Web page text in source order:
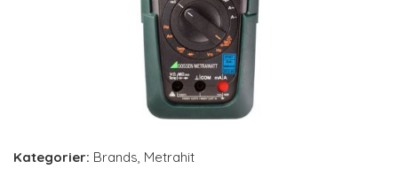
Kategorier: Brands, Metrahit